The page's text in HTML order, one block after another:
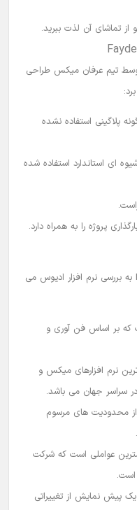
از تماشای آن لذت ببرید.
تیم عرفان میکس طراحی
پلاگینی استفاده نشده
ای استاندارد استفاده شده
پروژه را به همراه دارد.
Faydee به بررسی نرم افزار ادیوس می
که بر اساس فن آوری و
نرم افزارهای میکس و
در سراسر جهان می باشد.
محدودیت های مرسوم
عواملی است که شرکت
است.
پیش نمایش از تغییراتی